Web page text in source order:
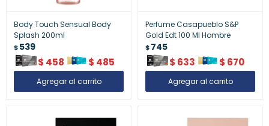
Body Touch Sensual Body
Splash 200ml
$539
$ 458 $ 485
Perfume Casapueblo S&P
Gold Edt 100 Ml Hombre
$745
$ 633 $ 670